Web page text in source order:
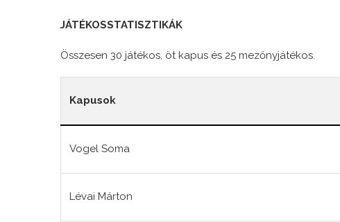
JÁTÉKOSSTATISZTIKÁK
Összesen 30 játékos, öt kapus és 25 mezőnyjátékos.
Kapusok
Vogel Soma
Lévai Márton